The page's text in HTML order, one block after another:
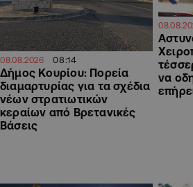
08.08.2026 08:14
Δήμος Κουρίου: Πορεία
διαμαρτυρίας για τα σχέδια
νέων στρατιωτικών
κεραίων από Βρετανικές
Βάσεις
να